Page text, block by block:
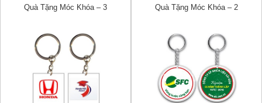
Quà Tặng Móc Khóa – 3 Quà Tặng Móc Khóa – 2